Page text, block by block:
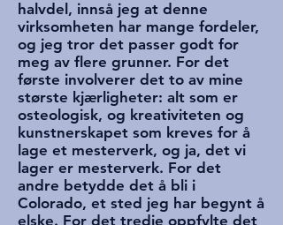
halvdel, innså jeg at denne
virksomheten har mange fordeler,
og jeg tror det passer godt for
meg av flere grunner. For det
første involverer det to av mine
største kjærligheter: alt som er
osteologisk, og kreativiteten og
kunstnerskapet som kreves for å
lage et mesterverk, og ja, det vi
lager er mesterverk. For det
andre betydde det å bli i
Colorado, et sted jeg har begynt å
elske. For det tredje oppfylte det